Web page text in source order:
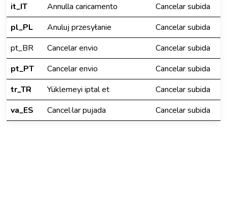
it_IT
Annulla caricamento
Cancelar subida
pl_PL
Anuluj przesyłanie
Cancelar subida
pt_BR
Cancelar envio
Cancelar subida
pt_PT
Cancelar envio
Cancelar subida
tr_TR
Yüklemeyi iptal et
Cancelar subida
va_ES
Cancel·lar pujada Cancelar subida